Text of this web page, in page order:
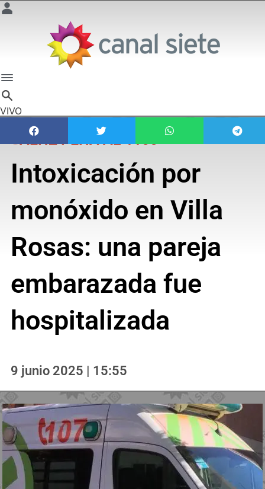
VIVO
SÁENZ PEÑA AL 1100
Intoxicación por
monóxido en Villa
Rosas: una pareja
embarazada fue
hospitalizada
9 junio 2025 | 15:55